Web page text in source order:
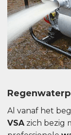
Al vanaf het
VSAzich bezig